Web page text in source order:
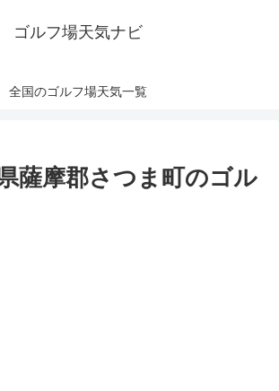
ゴルフ場天気ナビ
全国のゴルフ場天気一覧
薩摩郡さつま町のゴル